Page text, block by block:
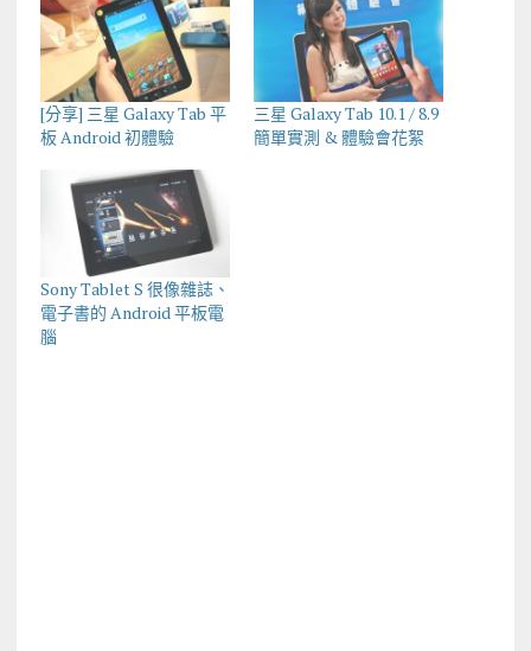
[分享] 三星 Galaxy Tab 平
板 Android 初體驗
三星 Galaxy Tab 10.1 / 8.9
簡單實測 & 體驗會花絮
Sony Tablet S 很像雜誌、
電子書的 Android 平板電
腦